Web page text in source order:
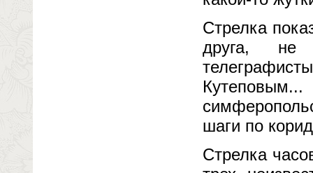
Стрелка
друга, не
шаги по
Стрелка